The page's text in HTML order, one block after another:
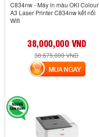
C834nw - Máy in màu OKI Colour
A3 Laser Printer C834nw kết nối
Wifi
38,000,000 VND
38,675,000 VND
MUA NGAY